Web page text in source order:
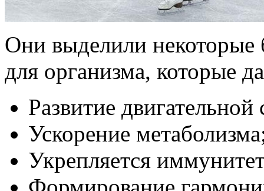
Они выделили некоторые
для организма, которые
Развитие
Ускорение
Укрепляется